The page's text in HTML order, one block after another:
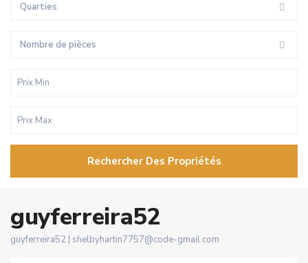
Quarties
Nombre de pièces
Rechercher Des Propriétés
guyferreira52
guyferreira52 | shelbyhartin7757@code-gmail.com